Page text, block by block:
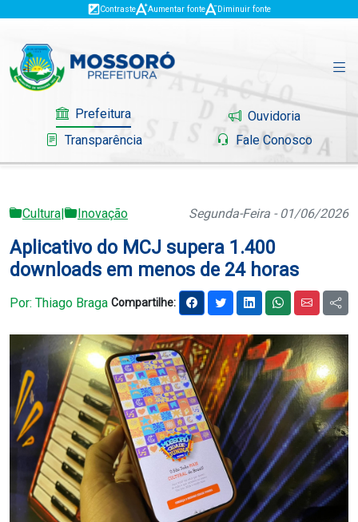
Contraste Aumentar fonte Diminuir fonte
Prefeitura
Ouvidoria
Transparência
Fale Conosco
Governo
Mossoró
Serviços
Portal do Contribuinte
Notícias
Carta de Serviço
PESQUISAR
Cultura| Inovação Segunda-Feira - 01/06/2026
Aplicativo do MCJ supera 1.400
downloads em menos de 24 horas
Por: Thiago Braga Compartilhe: